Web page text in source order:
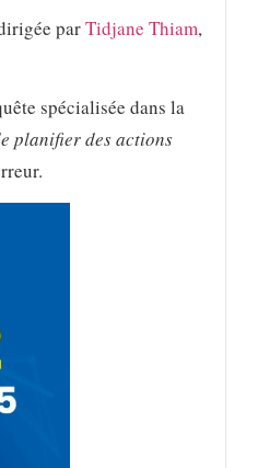
parTidjane Thiam,
spécialisée dans la
planifier des actions